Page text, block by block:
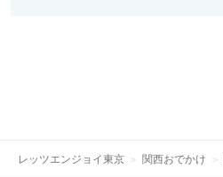
レッツエンジョイ東京 関西おでかけ